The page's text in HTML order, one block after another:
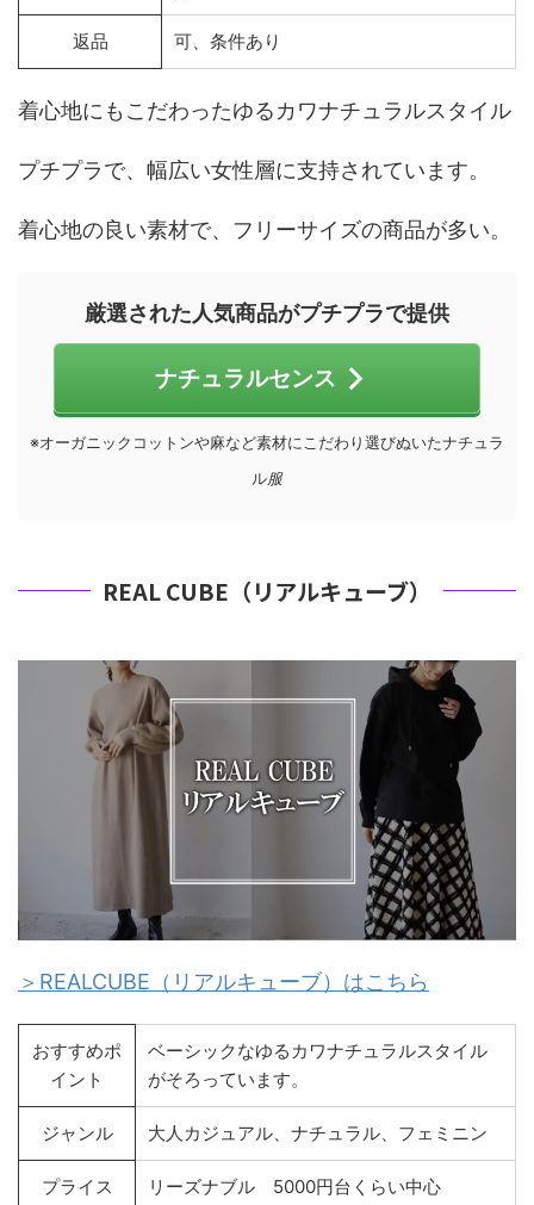
返品 可、条件あり
着心地にもこだわったゆるカワナチュラルスタイル
プチプラで、幅広い女性層に支持されています。
着心地の良い素材で、フリーサイズの商品が多い。
厳選された人気商品がプチプラで提供
ナチュラルセンス
※オーガニックコットンや麻など素材にこだわり選びぬいたナチュラ
ル服
REAL CUBE（リアルキューブ）
＞REALCUBE（リアルキューブ）はこちら
おすすめポ
イント
ベーシックなゆるカワナチュラルスタイル
がそろっています。
ジャンル 大人カジュアル、ナチュラル、フェミニン
プライス リーズナブル 5000円台くらい中心